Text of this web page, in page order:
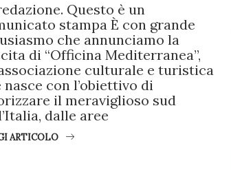
Questo è un
stampa È con grande
che annunciamo la
di “Officina Mediterranea”,
culturale e turistica
nasce con l’obiettivo di
il meraviglioso sud
dalle aree
ARTICOLO